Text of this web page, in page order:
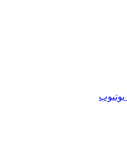
يوتيوب